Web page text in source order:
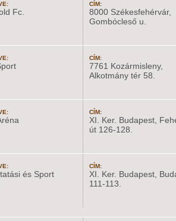
Fc.
CÍM:
8000 Székesfehérvár,
Gombócleső u.
CÍM:
7761 Kozármisleny,
Alkotmány tér 58.
CÍM:
XI. Ker. Budapest,
út 126-128.
és Sport
CÍM:
XI. Ker. Budapest,
111-113.